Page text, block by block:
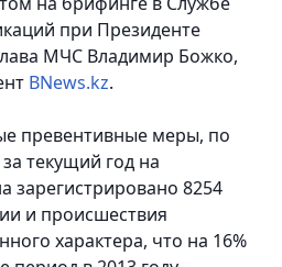
при Президенте
МЧС Владимир Божко,
BNews.kz.
превентивные меры, по
текущий год на
зарегистрировано 8254
и происшествия
характера, что на 16%